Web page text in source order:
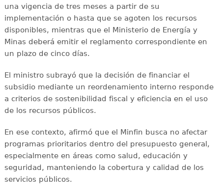
una vigencia de tres meses a partir de su
implementación o hasta que se agoten los recursos
disponibles, mientras que el Ministerio de Energía y
Minas deberá emitir el reglamento correspondiente en
un plazo de cinco días.
El ministro subrayó que la decisión de financiar el
subsidio mediante un reordenamiento interno responde
a criterios de sostenibilidad fiscal y eficiencia en el uso
de los recursos públicos.
En ese contexto, afirmó que el Minfin busca no afectar
programas prioritarios dentro del presupuesto general,
especialmente en áreas como salud, educación y
seguridad, manteniendo la cobertura y calidad de los
servicios públicos.